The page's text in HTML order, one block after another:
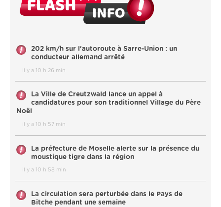
202 km/h sur l'autoroute à Sarre-Union : un
conducteur allemand arrêté
il y a 10 h 26 min
La Ville de Creutzwald lance un appel à
candidatures pour son traditionnel Village du Père
Noël
il y a 10 h 57 min
La préfecture de Moselle alerte sur la présence du
moustique tigre dans la région
il y a 10 h 58 min
La circulation sera perturbée dans le Pays de
Bitche pendant une semaine